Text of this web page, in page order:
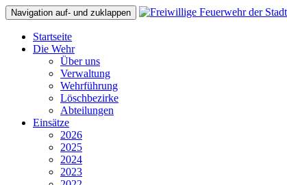
Navigation auf- und zuklappen
Startseite
Die Wehr
Über uns
Verwaltung
Wehrführung
Löschbezirke
Abteilungen
Einsätze
2026
2025
2024
2023